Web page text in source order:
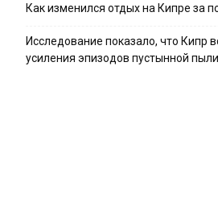
Как изменился отдых на Кипре за
Исследование показало, что Кипр
усиления эпизодов пустынной пыли